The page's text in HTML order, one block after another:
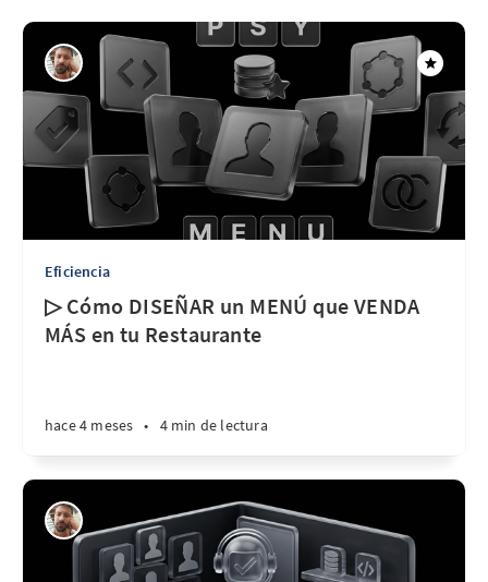
Eficiencia
▷ Cómo DISEÑAR un MENÚ que VENDA
MÁS en tu Restaurante
hace 4 meses • 4 min de lectura